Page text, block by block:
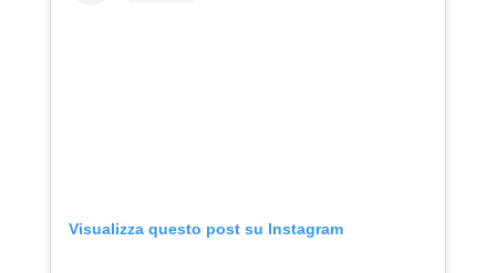
Visualizza questo post su Instagram